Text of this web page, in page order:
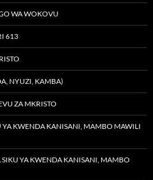
WA WOKOVU
613
NYUZI, KAMBA)
ZA MKRISTO
YA KWENDA KANISANI, MAMBO MAWILI
YA KWENDA KANISANI, MAMBO